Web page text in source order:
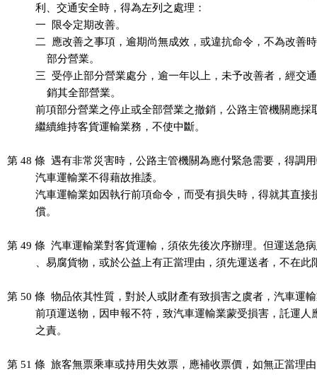
          利、交通安全時，得為左列之處理：
          一  限令定期改善。
二  應改善之事項，逾期尚無成效，或違抗命令，不為改善
              部分營業。
三  受停止部分營業處分，逾一年以上，未予改善者，經交
              銷其全部營業。
前項部分營業之停止或全部營業之撤銷，公路主管機關應
          繼續維持客貨運輸業務，不使中斷。
第 48 條  遇有非常災害時，公路主管機關為應付緊急需要，得調
          汽車運輸業不得藉故推諉。
汽車運輸業如因執行前項命令，而受有損失時，得就其直
          償。
第 49 條  汽車運輸業對客貨運輸，須依先後次序辦理。但運送急
、易腐貨物，或於公益上有正當理由，須先運送者，不在此
第 50 條  物品依其性質，對於人或財產有致損害之虞者，汽車運
前項運送物，因申報不符，致汽車運輸業蒙受損害，託運
          之責。
第 51 條  旅客無票乘車或持用失效票，應補收票價，如無正當理